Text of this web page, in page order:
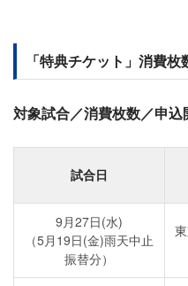
「特典チケット」消費
対象試合／消費枚数／申込
試合日
9月27日(水)
（5月19日(金)雨天中止
振替分）